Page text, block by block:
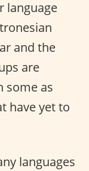
language
and the
are
some as
have yet to
languages